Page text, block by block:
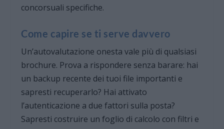
concorsuali specifiche.
Come capire se ti serve davvero
Un’autovalutazione onesta vale più di qualsiasi
brochure. Prova a rispondere senza barare: hai
un backup recente dei tuoi file importanti e
sapresti recuperarlo? Hai attivato
l’autenticazione a due fattori sulla posta?
Sapresti costruire un foglio di calcolo con filtri e